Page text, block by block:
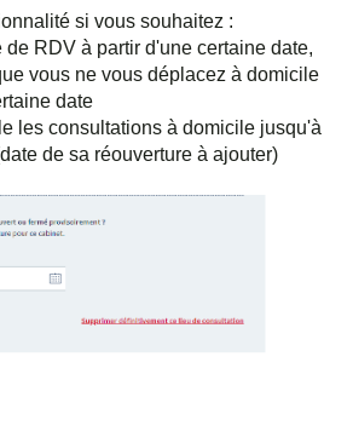
si vous souhaitez :
de RDV à partir d'une certaine date,
vous ne vous déplacez à domicile
date
les consultations à domicile jusqu'à
de sa réouverture à ajouter)